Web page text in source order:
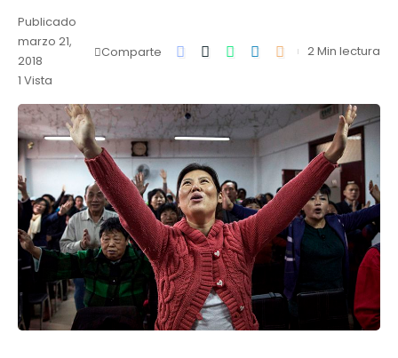
Publicado
marzo 21,
2018
1 Vista
Comparte 2 Min lectura